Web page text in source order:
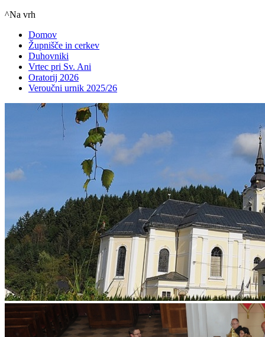
^Na vrh
Domov
Župnišče in cerkev
Duhovniki
Vrtec pri Sv. Ani
Oratorij 2026
Veroučni urnik 2025/26